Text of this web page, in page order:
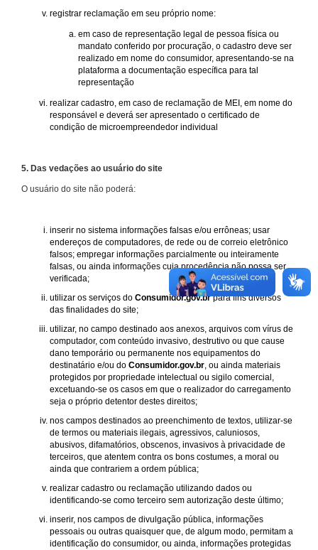
registrar reclamação em seu próprio nome:
em caso de representação legal de pessoa física ou
mandato conferido por procuração, o cadastro deve ser
realizado em nome do consumidor, apresentando-se na
plataforma a documentação específica para tal
representação
realizar cadastro, em caso de reclamação de MEI, em nome do
responsável e deverá ser apresentado o certificado de
condição de microempreendedor individual
5. Das vedações ao usuário do site
O usuário do site não poderá:
inserir no sistema informações falsas e/ou errôneas; usar
endereços de computadores, de rede ou de correio eletrônico
falsos; empregar informações parcialmente ou inteiramente
falsas, ou ainda informações cuja procedência não possa ser
verificada;
utilizar os serviços do Consumidor.gov.brpara fins diversos
das finalidades do site;
utilizar, no campo destinado aos anexos, arquivos com vírus de
computador, com conteúdo invasivo, destrutivo ou que cause
dano temporário ou permanente nos equipamentos do
destinatário e/ou do Consumidor.gov.br , ou ainda materiais
protegidos por propriedade intelectual ou sigilo comercial,
excetuando-se os casos em que o realizador do carregamento
seja o próprio detentor destes direitos;
nos campos destinados ao preenchimento de textos, utilizar-se
de termos ou materiais ilegais, agressivos, caluniosos,
abusivos, difamatórios, obscenos, invasivos à privacidade de
terceiros, que atentem contra os bons costumes, a moral ou
ainda que contrariem a ordem pública;
realizar cadastro ou reclamação utilizando dados ou
identificando-se como terceiro sem autorização deste último;
inserir, nos campos de divulgação pública, informações
pessoais ou outras quaisquer que, de algum modo, permitam a
identificação do consumidor, ou ainda, informações protegidas